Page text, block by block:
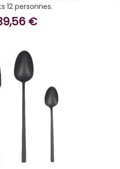
12 personnes.
€
BUY